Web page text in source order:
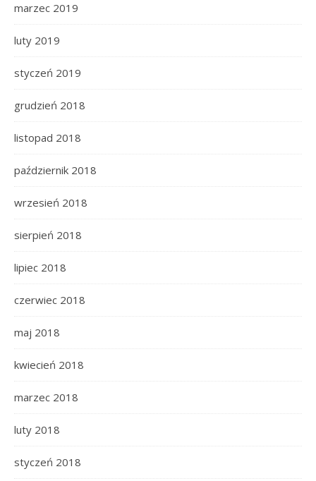
marzec 2019
luty 2019
styczeń 2019
grudzień 2018
listopad 2018
październik 2018
wrzesień 2018
sierpień 2018
lipiec 2018
czerwiec 2018
maj 2018
kwiecień 2018
marzec 2018
luty 2018
styczeń 2018